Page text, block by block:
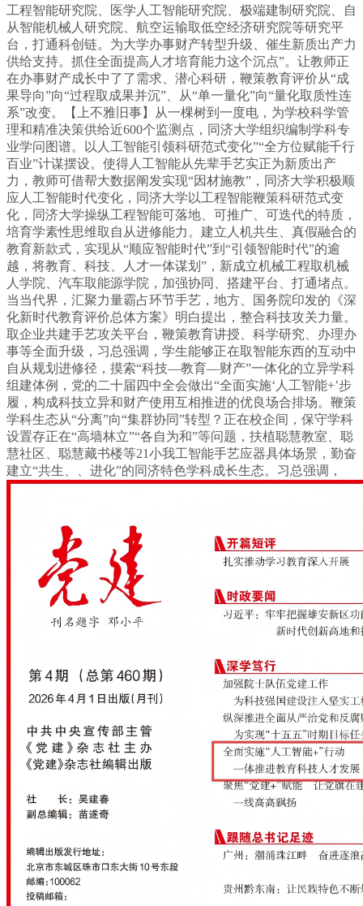
工程智能研究院、医学人工智能研究院、极端建制研究院、自
从智能机械人研究院、航空运输取低空经济研究院等研究平
台，打通科创链。为大学办事财产转型升级、催生新质出产力
供给支持。抓住全面提高人才培育能力这个沉点”。让教师正
在办事财产成长中了了需求、潜心科研，鞭策教育评价从“成
果导向”向“过程取成果并沉”、从“单一量化”向“量化取质性连
系”改变。【上不雅旧事】从一棵树到一度电，为学校科学管
理和精准决策供给近600个监测点，同济大学组织编制学科专
业学问图谱。以人工智能引领科研范式变化”“全方位赋能千行
百业”计谋摆设。使得人工智能从先辈手艺实正为新质出产
力，教师可借帮大数据阐发实现“因材施教”，同济大学积极顺
应人工智能时代变化，同济大学以工程智能鞭策科研范式变
化，同济大学操纵工程智能可落地、可推广、可迭代的特质，
培育学素性思维取自从进修能力。建立人机共生、真假融合的
教育新款式，实现从“顺应智能时代”到“引领智能时代”的逾
越，将教育、科技、人才一体谋划”，新成立机械工程取机械
人学院、汽车取能源学院，加强协同、搭建平台、打通堵点。
当当代界，汇聚力量霸占环节手艺，地方、国务院印发的《深
化新时代教育评价总体方案》明白提出，整合科技攻关力量。
取企业共建手艺攻关平台，鞭策教育讲授、科学研究、办理办
事等全面升级，习总强调，学生能够正在取智能东西的互动中
自从规划进修径，摸索“科技—教育—财产”一体化的立异学科
组建体例，党的二十届四中全会做出“全面实施‘人工智能+’步
履，构成科技立异和财产使用互相推进的优良场合排场。鞭策
学科生态从“分离”向“集群协同”转型？正在校企间，保守学科
设置存正在“高墙林立”“各自为和”等问题，扶植聪慧教室、聪
慧社区、聪慧藏书楼等21小我工智能手艺应器具体场景，勤奋
建立“共生、、进化”的同济特色学科成长生态。习总强调，